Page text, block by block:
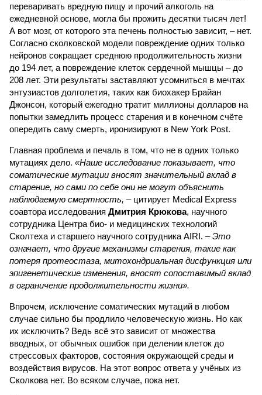
переваривать вредную пищу и прочий алкоголь на
ежедневной основе, могла бы прожить десятки тысяч лет!
А вот мозг, от которого эта печень полностью зависит, – нет.
Согласно сколковской модели повреждение одних только
нейронов сокращает среднюю продолжительность жизни
до 194 лет, а повреждение клеток сердечной мышцы – до
208 лет. Эти результаты заставляют усомниться в мечтах
энтузиастов долголетия, таких как биохакер Брайан
Джонсон, который ежегодно тратит миллионы долларов на
попытки замедлить процесс старения и в конечном счёте
опередить саму смерть, иронизируют в New York Post.
Главная проблема и печаль в том, что не в одних только
мутациях дело. «Наше исследование показывает, что
соматические мутации вносят значительный вклад в
старение, но сами по себе они не могут объяснить
наблюдаемую смертность, –цитирует Medical Express
соавтора исследования Дмитрия Крюкова, научного
сотрудника Центра био- и медицинских технологий
Сколтеха и старшего научного сотрудника AIRI. –Это
означает, что другие механизмы старения, такие как
потеря протеостаза, митохондриальная дисфункция или
эпигенетические изменения, вносят сопоставимый вклад
в ограничение продолжительности жизни».
Впрочем, исключение соматических мутаций в любом
случае сильно бы продлило человеческую жизнь. Но как
их исключить? Ведь всё это зависит от множества
вводных, от обычных ошибок при делении клеток до
стрессовых факторов, состояния окружающей среды и
воздействия вирусов. На этот вопрос ответа у учёных из
Сколкова нет. Во всяком случае, пока нет.